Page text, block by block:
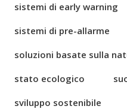
sistemi di early warning
sistemi di pre-allarme
soluzioni basate sulla
stato ecologico
sviluppo sostenibile